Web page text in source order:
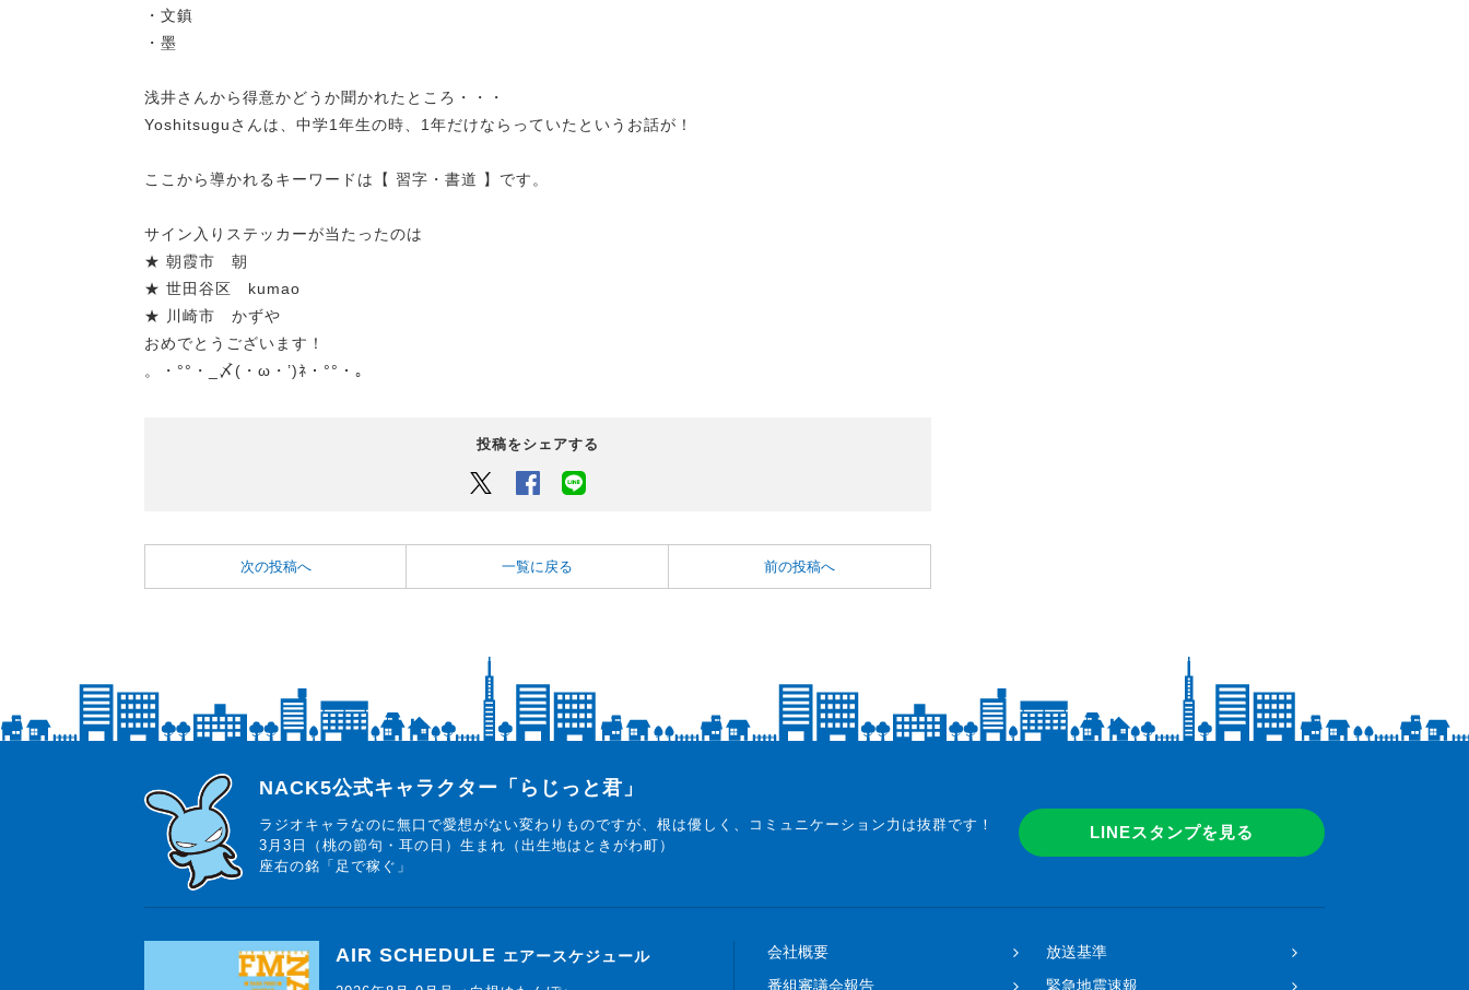
・文鎮
・墨
浅井さんから得意かどうか聞かれたところ・・・
Yoshitsuguさんは、中学1年生の時、1年だけならっていたというお話が！
ここから導かれるキーワードは【 習字・書道 】です。
サイン入りステッカーが当たったのは
★ 朝霞市 朝
★ 世田谷区 kumao
★ 川崎市 かずや
おめでとうございます！
。・°°・_〆(・ω・’)ﾈ・°°・。
投稿をシェアする
Twitter Facebook
次の投稿へ 一覧に戻る 前の投稿へ
らじっと君
NACK5公式キャラクター「らじっと君」
ラジオキャラなのに無口で愛想がない変わりものですが、根は優しく、コミュニケーション力は抜群です！
3月3日（桃の節句・耳の日）生まれ（出生地はときがわ町）
座右の銘「足で稼ぐ」
LINEスタンプを見る
AIR SCHEDULE エアースケジュール 会社概要
放送基準
番組審議会報告
緊急地震速報